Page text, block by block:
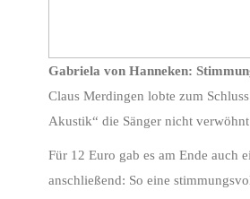
Gabriela von Hanneken:
Claus Merdingen lobte zum
Akustik“ die Sänger nicht
Für 12 Euro gab es am Ende auch
anschließend: So eine